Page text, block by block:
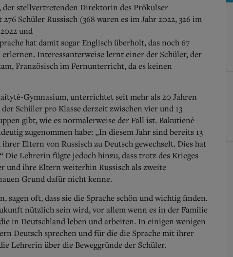
der stellvertretenden Direktorin des Prökulser
Schüler Russisch (368 waren es im Jahr 2022, 326 im
und
hat damit sogar Englisch überholt, das noch 67
Interessanterweise lernt einer der Schüler, der
Französisch im Fernunterricht, da es keinen
Gymnasium, unterrichtet seit mehr als 20 Jahren
Schüler pro Klasse derzeit zwischen vier und 13
gibt, wie es normalerweise der Fall ist. Bakutienė
zugenommen habe: „In diesem Jahr sind bereits 13
Eltern von Russisch zu Deutsch gewechselt. Dies hat
Lehrerin fügte jedoch hinzu, dass trotz des Krieges
und ihre Eltern weiterhin Russisch als zweite
Grund dafür nicht kenne.
sagen oft, dass sie die Sprache schön und wichtig finden.
nützlich sein wird, vor allem wenn es in der Familie
in Deutschland leben und arbeiten. In einigen wenigen
Deutsch sprechen und für die die Sprache mit ihrer
Lehrerin über die Beweggründe der Schüler.